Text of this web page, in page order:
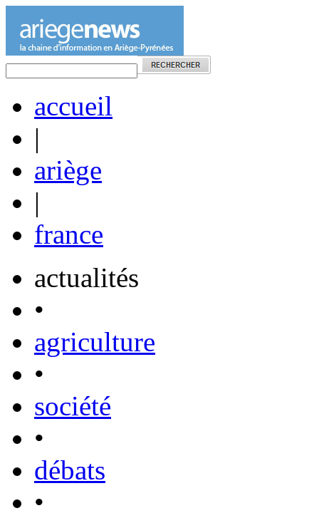
accueil
|
ariège
|
france
actualités
•
agriculture
•
société
•
débats
•